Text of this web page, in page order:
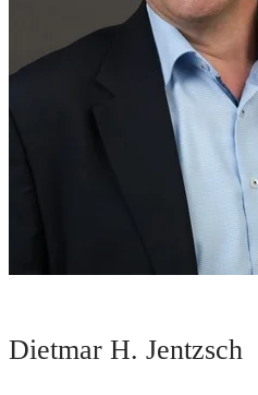
Dietmar H. Jentzsch